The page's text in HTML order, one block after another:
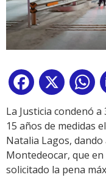
Facebook
X
La Justicia condenó
15 años de medidas
Natalia Lagos,
Montedeocar, que
solicitado la pena